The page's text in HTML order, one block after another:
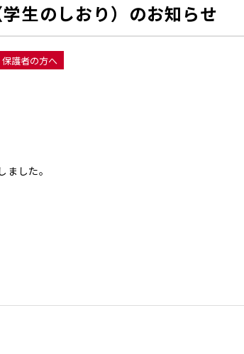
生のしおり）のお知らせ
保護者の方へ
した。